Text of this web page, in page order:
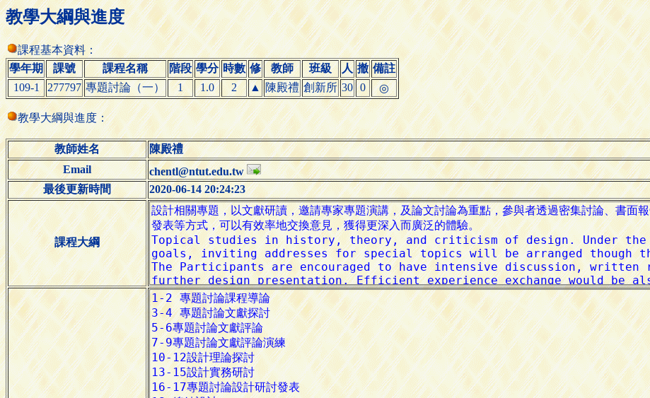
教學大綱與進度
課程基本資料：
學年期
課號 課程名稱 階段 學分 時數 修 教師 班級 人 撤 備註
109-1
277797 專題討論（一） 1 1.0 2 ▲ 陳殿禮 創新所 30 0 ◎
教學大綱與進度：
教師姓名
陳殿禮
Email
chentl@ntut.edu.tw
最後更新時間
2020-06-14 20:24:23
課程大綱